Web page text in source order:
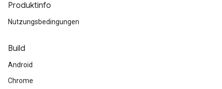
Produktinfo
Nutzungsbedingungen
Build
Android
Chrome